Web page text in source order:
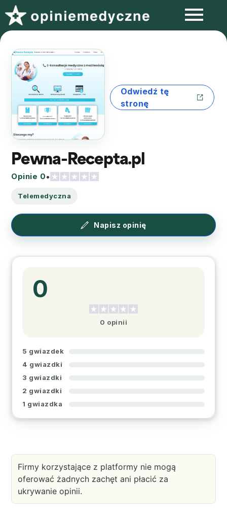
Odwiedź tę
stronę
Pewna-Recepta.pl
Opinie 0•
Telemedyczna
Napisz opinię
0
0 opinii
5 gwiazdek
4 gwiazdki
3 gwiazdki
2 gwiazdki
1 gwiazdka
Firmy korzystające z platformy nie mogą
oferować żadnych zachęt ani płacić za
ukrywanie opinii.